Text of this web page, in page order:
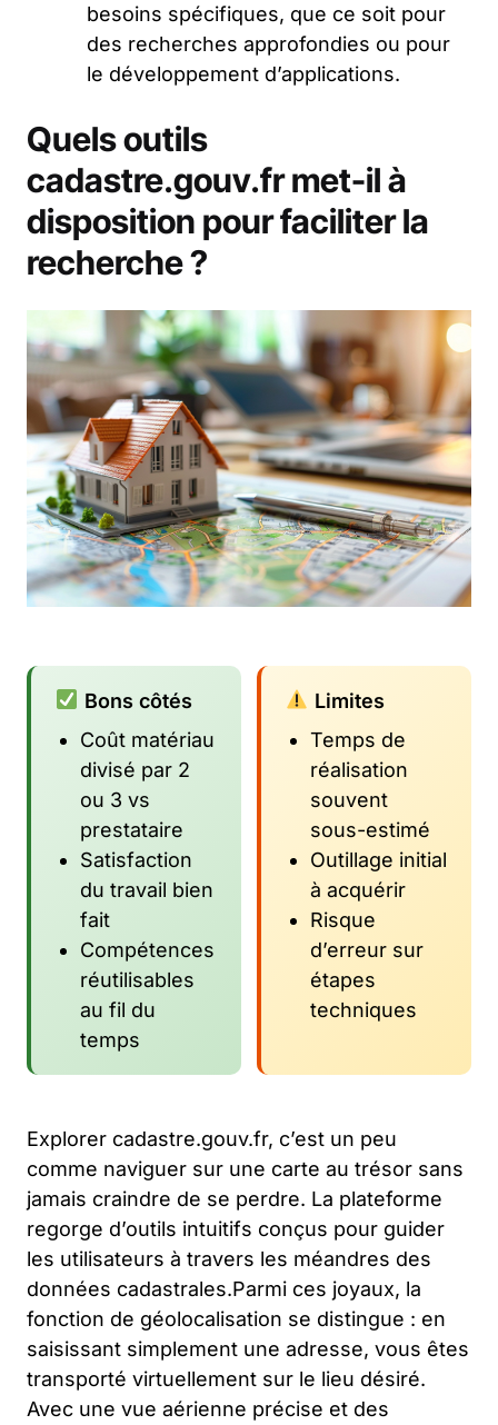
besoins spécifiques, que ce soit pour
des recherches approfondies ou pour
le développement d’applications.
Quels outils
cadastre.gouv.fr met-il à
disposition pour faciliter la
recherche ?
Bons côtés
Coût matériau
divisé par 2
ou 3 vs
prestataire
Satisfaction
du travail bien
fait
Compétences
réutilisables
au fil du
temps
Limites
Temps de
réalisation
souvent
sous-estimé
Outillage initial
à acquérir
Risque
d’erreur sur
étapes
techniques
Explorer cadastre.gouv.fr, c’est un peu
comme naviguer sur une carte au trésor sans
jamais craindre de se perdre. La plateforme
regorge d’outils intuitifs conçus pour guider
les utilisateurs à travers les méandres des
données cadastrales.Parmi ces joyaux, la
fonction de géolocalisation se distingue : en
saisissant simplement une adresse, vous êtes
transporté virtuellement sur le lieu désiré.
Avec une vue aérienne précise et des